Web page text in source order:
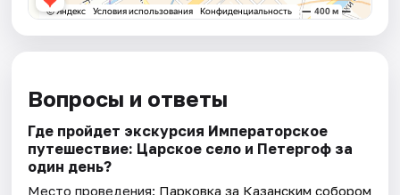
Вопросы и ответы
Где пройдет экскурсия Императорское
путешествие: Царское село и Петергоф за
один день?
Место проведения: Парковка за Казанским собором